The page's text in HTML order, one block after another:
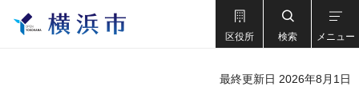
区役所 検索 メニュー
最終更新日 2026年8月1日